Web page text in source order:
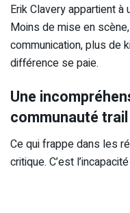
Erik Clavery appartient à
Moins de mise en
communication, plus de
différence se paie.
Une
communauté trail
Ce qui frappe dans les
critique. C’est